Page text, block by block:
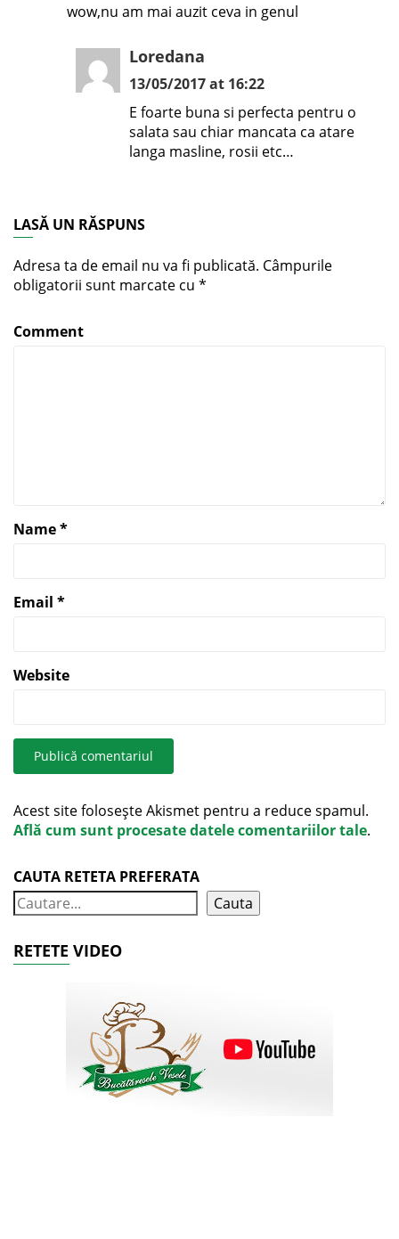
wow,nu am mai auzit ceva in genul
Loredana
13/05/2017 at 16:22
E foarte buna si perfecta pentru o
salata sau chiar mancata ca atare
langa masline, rosii etc…
LASĂ UN RĂSPUNS
Adresa ta de email nu va fi publicată. Câmpurile
obligatorii sunt marcate cu *
Comment
Name*
Email *
Website
Acest site folosește Akismet pentru a reduce spamul.
Află cum sunt procesate datele comentariilor tale.
CAUTA RETETA PREFERATA
Cauta
RETETE VIDEO